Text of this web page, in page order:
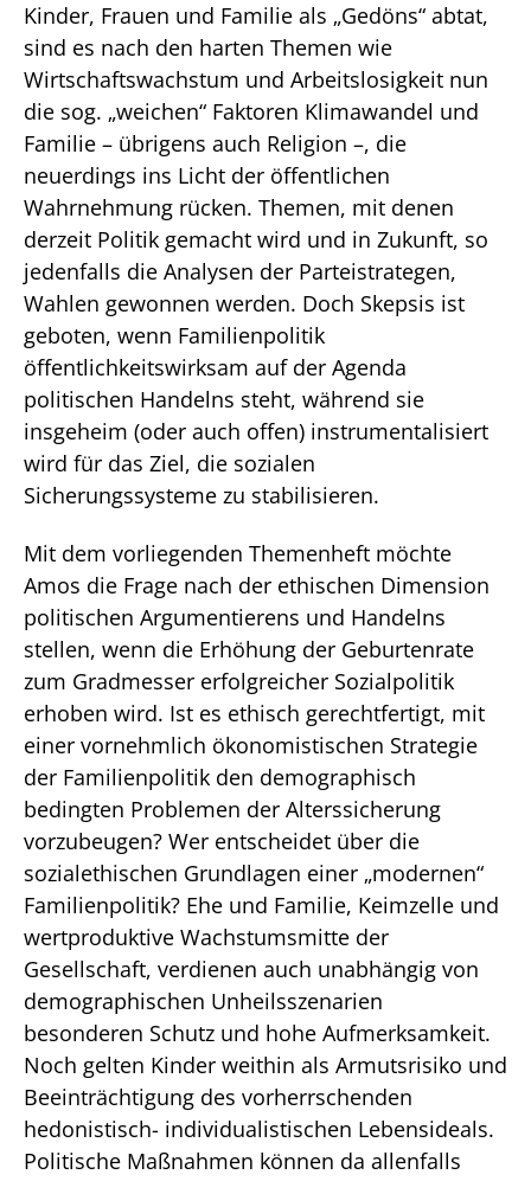
Kinder, Frauen und Familie als „Gedöns“ abtat,
sind es nach den harten Themen wie
Wirtschaftswachstum und Arbeitslosigkeit nun
die sog. „weichen“ Faktoren Klimawandel und
Familie – übrigens auch Religion –, die
neuerdings ins Licht der öffentlichen
Wahrnehmung rücken. Themen, mit denen
derzeit Politik gemacht wird und in Zukunft, so
jedenfalls die Analysen der Parteistrategen,
Wahlen gewonnen werden. Doch Skepsis ist
geboten, wenn Familienpolitik
öffentlichkeitswirksam auf der Agenda
politischen Handelns steht, während sie
insgeheim (oder auch offen) instrumentalisiert
wird für das Ziel, die sozialen
Sicherungssysteme zu stabilisieren.
Mit dem vorliegenden Themenheft möchte
Amos die Frage nach der ethischen Dimension
politischen Argumentierens und Handelns
stellen, wenn die Erhöhung der Geburtenrate
zum Gradmesser erfolgreicher Sozialpolitik
erhoben wird. Ist es ethisch gerechtfertigt, mit
einer vornehmlich ökonomistischen Strategie
der Familienpolitik den demographisch
bedingten Problemen der Alterssicherung
vorzubeugen? Wer entscheidet über die
sozialethischen Grundlagen einer „modernen“
Familienpolitik? Ehe und Familie, Keimzelle und
wertproduktive Wachstumsmitte der
Gesellschaft, verdienen auch unabhängig von
demographischen Unheilsszenarien
besonderen Schutz und hohe Aufmerksamkeit.
Noch gelten Kinder weithin als Armutsrisiko und
Beeinträchtigung des vorherrschenden
hedonistisch- individualistischen Lebensideals.
Politische Maßnahmen können da allenfalls